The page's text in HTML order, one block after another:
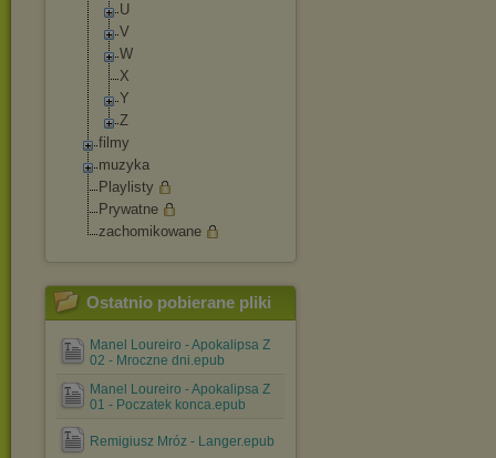
U
V
W
X
Y
Z
filmy
muzyka
Playlisty
Prywatne
zachomikowane
Ostatnio pobierane pliki
Manel Loureiro - Apokalipsa Z
02 - Mroczne dni.epub
Manel Loureiro - Apokalipsa Z
01 - Poczatek konca.epub
Remigiusz Mróz - Langer.epub